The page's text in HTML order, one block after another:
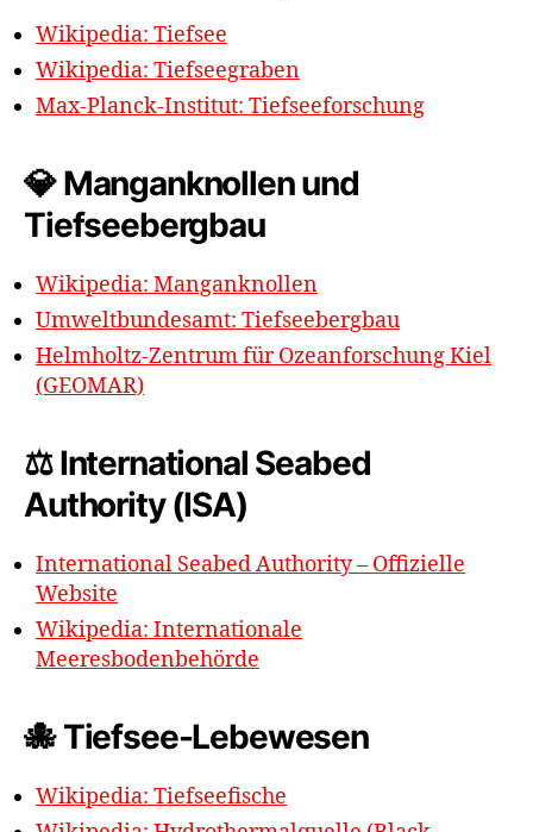
Wikipedia: Tiefsee
Wikipedia: Tiefseegraben
Max-Planck-Institut: Tiefseeforschung
💎 Manganknollen und
Tiefseebergbau
Wikipedia: Manganknollen
Umweltbundesamt: Tiefseebergbau
Helmholtz-Zentrum für Ozeanforschung Kiel
(GEOMAR)
⚖️ International Seabed
Authority (ISA)
International Seabed Authority – Offizielle
Website
Wikipedia: Internationale
Meeresbodenbehörde
🐙 Tiefsee-Lebewesen
Wikipedia: Tiefseefische